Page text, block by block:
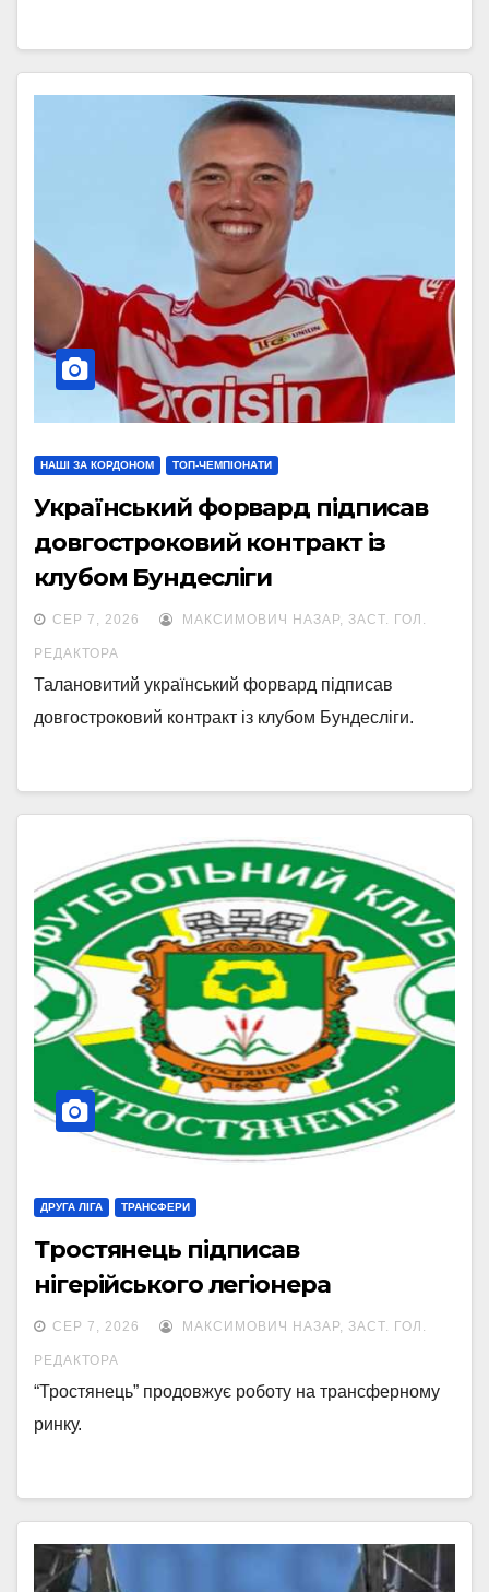
НАШІ ЗА КОРДОНОМ ТОП-ЧЕМПІОНАТИ
Український форвард підписав
довгостроковий контракт із
клубом Бундесліги
СЕР 7, 2026 МАКСИМОВИЧ НАЗАР, ЗАСТ. ГОЛ.
РЕДАКТОРА
Талановитий український форвард підписав
довгостроковий контракт із клубом Бундесліги.
ДРУГА ЛІГА ТРАНСФЕРИ
Тростянець підписав
нігерійського легіонера
СЕР 7, 2026 МАКСИМОВИЧ НАЗАР, ЗАСТ. ГОЛ.
РЕДАКТОРА
“Тростянець” продовжує роботу на трансферному
ринку.